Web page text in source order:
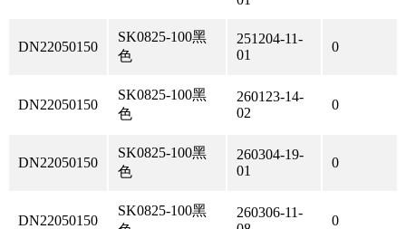
DN22050150
SK0825-100黑
色
251204-11-
01
0
DN22050150
SK0825-100黑
色
260123-14-
02
0
DN22050150
SK0825-100黑
色
260304-19-
01
0
DN22050150
SK0825-100黑
260306-11-
0